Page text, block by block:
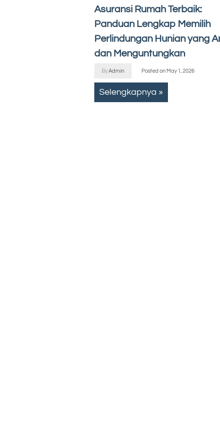
Asuransi Rumah Terbaik:
Panduan Lengkap Memilih
Perlindungan Hunian yang
dan Menguntungkan
ByAdmin Posted on May 1, 2026
Selengkapnya »